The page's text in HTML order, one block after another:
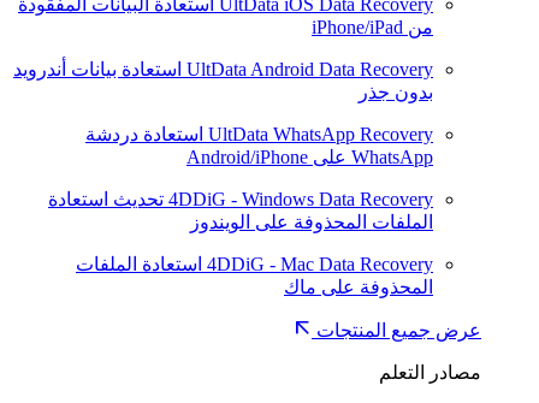
UltData iOS Data Recovery استعادة البيانات المفقودة
من iPhone/iPad
UltData Android Data Recovery استعادة بيانات أندرويد
بدون جذر
UltData WhatsApp Recovery استعادة دردشة
WhatsApp على Android/iPhone
4DDiG - Windows Data Recovery تحديث استعادة
الملفات المحذوفة على الويندوز
4DDiG - Mac Data Recovery استعادة الملفات
المحذوفة على ماك
عرض جميع المنتجات
مصادر التعلم